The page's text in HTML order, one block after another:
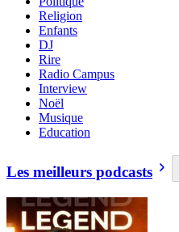
Religion
Enfants
DJ
Rire
Radio Campus
Interview
Noël
Musique
Education
Les meilleurs podcasts